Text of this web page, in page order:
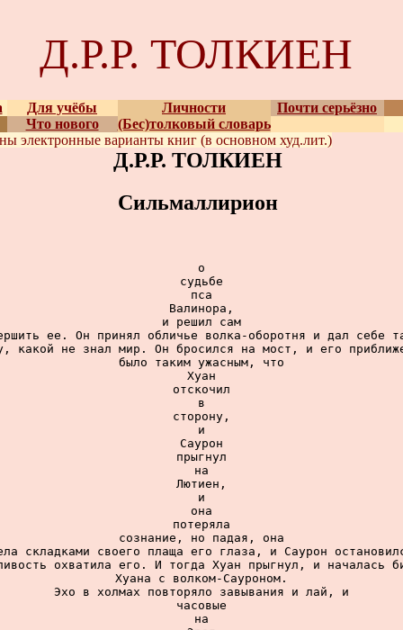
Д.Р.Р. ТОЛКИЕН
Для учёбы Личности
Почти серьёзно
Что нового
(Бес)толковый словарь
электронные варианты книг (в основном худ.лит.)
Д.Р.Р. ТОЛКИЕН
Сильмаллирион
о
судьбе
пса
Валинора,
и решил сам
ее. Он принял обличье волка-оборотня и дал себе
какой не знал мир. Он бросился на мост, и его
было таким ужасным, что
Хуан
отскочил
в
сторону,
и
Саурон
прыгнул
на
Лютиен,
и
она
потеряла
сознание, но падая, она
складками своего плаща его глаза, и Саурон
охватила его. И тогда Хуан прыгнул, и началась
Хуана с волком-Сауроном.
Эхо в холмах повторяло завывания и лай, и
часовые
на